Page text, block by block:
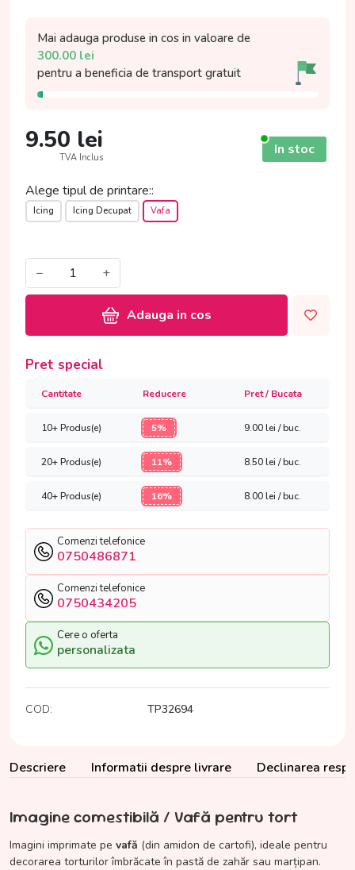
Mai adauga produse in cos in valoare de
300.00 lei
pentru a beneficia de transport gratuit
9.50 lei
TVA Inclus In stoc
Alege tipul de printare::
Icing Icing Decupat Vafa
− +
Adauga in cos
Pret special
Cantitate Reducere Pret / Bucata
10+ Produs(e) 5% 9.00lei / buc.
20+ Produs(e) 11% 8.50lei / buc.
40+ Produs(e) 16% 8.00lei / buc.
Comenzi telefonice
0750486871
Comenzi telefonice
0750434205
Cere o oferta
personalizata
COD: TP32694
Descriere Informatii despre livrare Declinarea
Imagine comestibilă / Vafă pentru tort
Imagini imprimate pe vafă (din amidon de cartofi), ideale pentru
decorarea torturilor îmbrăcate în pastă de zahăr sau marțipan.